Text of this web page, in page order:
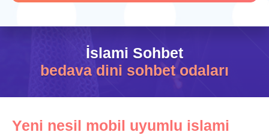
İslami Sohbet
bedava dini sohbet odaları
Yeni nesil mobil uyumlu islami